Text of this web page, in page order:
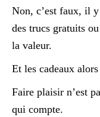
Non, c’est faux, il y
des trucs gratuits
la valeur.
Et les cadeaux alors
Faire plaisir n’est
qui compte.